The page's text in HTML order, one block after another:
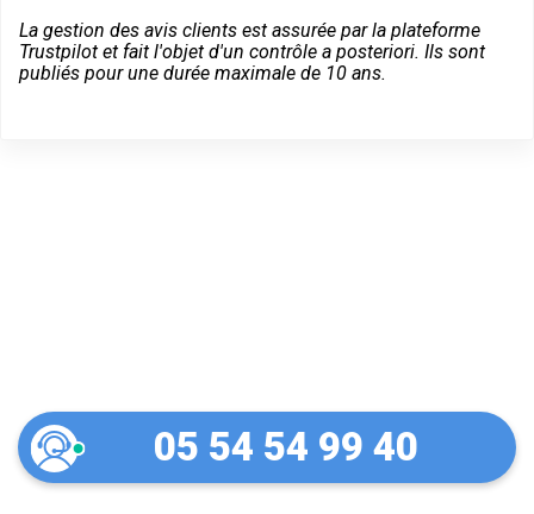
La gestion des avis clients est assurée par la plateforme
Trustpilot et fait l'objet d'un contrôle a posteriori. Ils sont
publiés pour une durée maximale de 10 ans.
05 54 54 99 40